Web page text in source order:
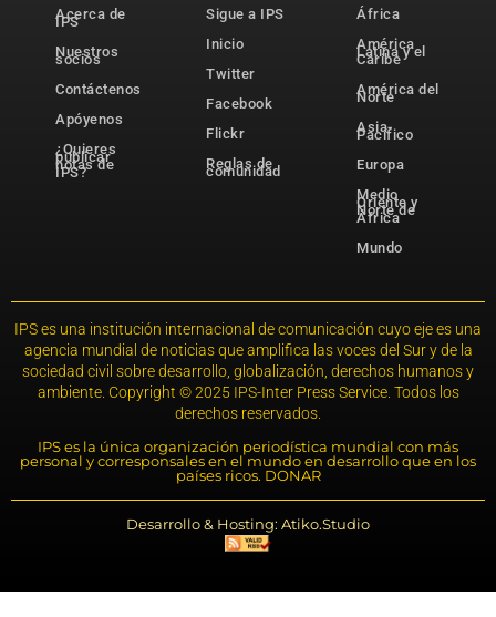
Acerca de
IPS
Nuestros
socios
Contáctenos
Apóyenos
¿Quieres
publicar
notas de
IPS?
Sigue a IPS
Inicio
Twitter
Facebook
Flickr
Reglas de
comunidad
África
América
Latina y el
Caribe
América del
Norte
Asia-
Pacífico
Europa
Medio
Oriente y
Norte de
África
Mundo
IPS es una institución internacional de comunicación cuyo eje es una
agencia mundial de noticias que amplifica las voces del Sur y de la
sociedad civil sobre desarrollo, globalización, derechos humanos y
ambiente. Copyright © 2025 IPS-Inter Press Service. Todos los
derechos reservados.
IPS es la única organización periodística mundial con más
personal y corresponsales en el mundo en desarrollo que en los
países ricos. DONAR
Desarrollo & Hosting: Atiko.Studio